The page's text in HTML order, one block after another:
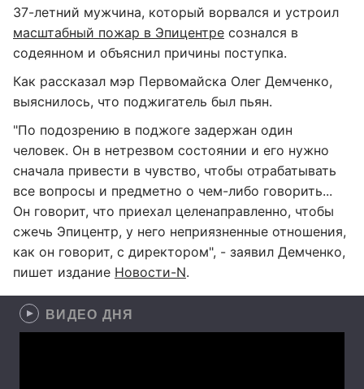
37-летний мужчина, который ворвался и устроил
масштабный пожар в Эпицентре сознался в
содеянном и объяснил причины поступка.
Как рассказал мэр Первомайска Олег Демченко,
выяснилось, что поджигатель был пьян.
"По подозрению в поджоге задержан один
человек. Он в нетрезвом состоянии и его нужно
сначала привести в чувство, чтобы отрабатывать
все вопросы и предметно о чем-либо говорить...
Он говорит, что приехал целенаправленно, чтобы
сжечь Эпицентр, у него неприязненные отношения,
как он говорит, с директором", - заявил Демченко,
пишет издание Новости-N.
ВИДЕО ДНЯ